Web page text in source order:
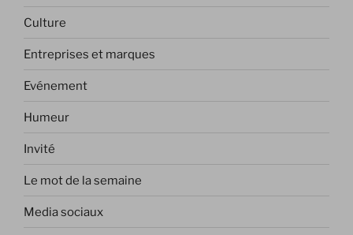
Culture
Entreprises et marques
Evénement
Humeur
Invité
Le mot de la semaine
Media sociaux